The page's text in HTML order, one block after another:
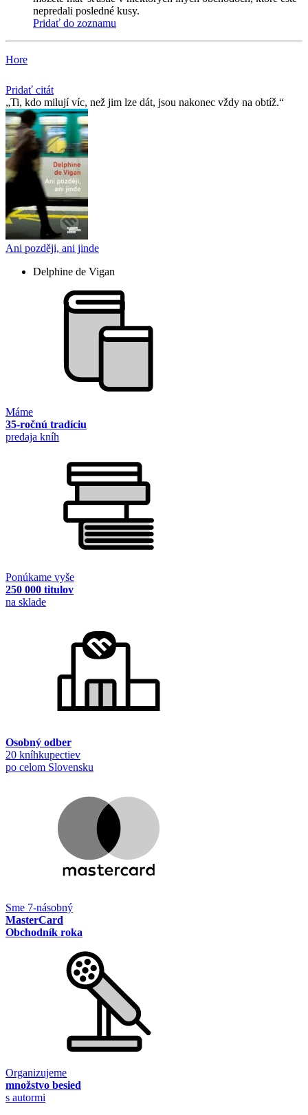
nepredali posledné kusy.
Pridať do zoznamu
Hore
Pridať citát
Ti, kdo milují víc, než jim lze dát, jsou nakonec vždy na obtíž.
Ani později, ani jinde
Delphine de Vigan
Máme
35-ročnú tradíciu
predaja kníh
Ponúkame vyše
250 000 titulov
na sklade
Osobný odber
20 kníhkupectiev
po celom Slovensku
Sme 7-násobný
MasterCard
Obchodník roka
Organizujeme
množstvo besied
s autormi